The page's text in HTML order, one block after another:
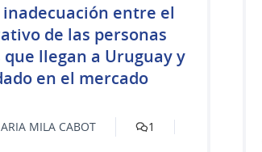
entre el
de las personas
llegan a Uruguay y
en el mercado
MILA CABOT
1